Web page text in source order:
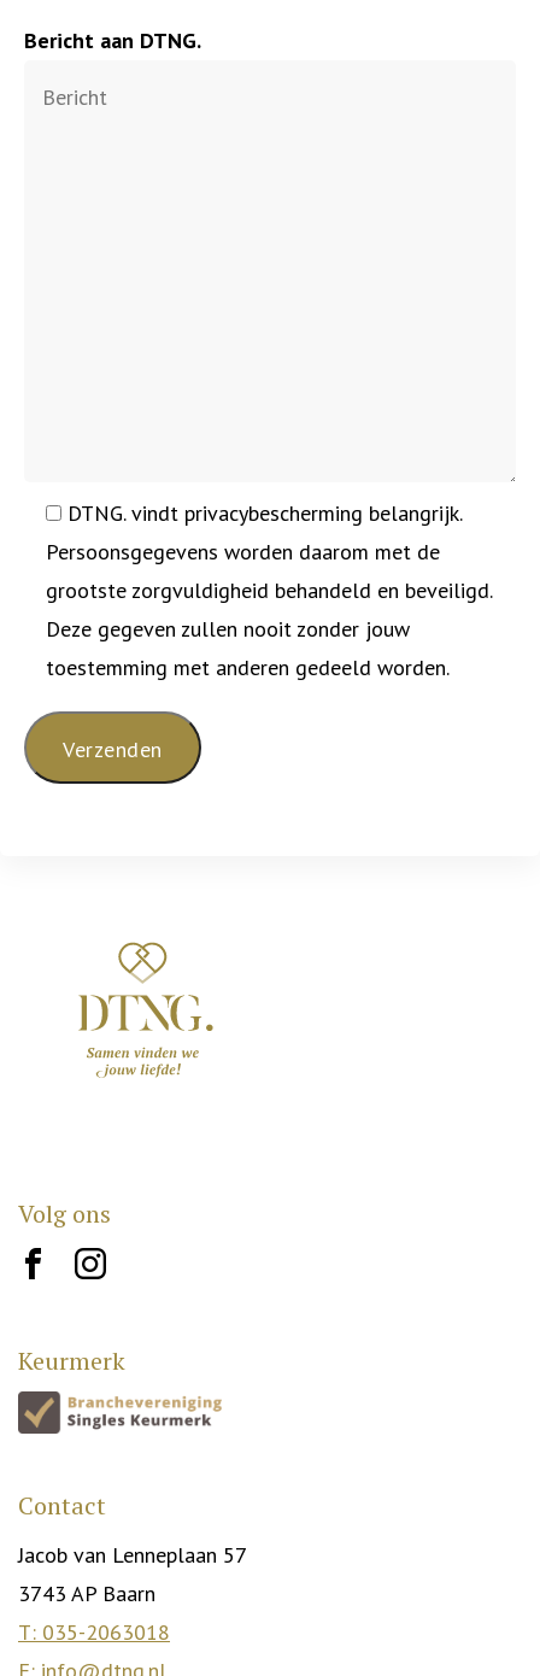
Bericht aan DTNG.
DTNG. vindt privacybescherming belangrijk.
Persoonsgegevens worden daarom met de
grootste zorgvuldigheid behandeld en beveiligd.
Deze gegeven zullen nooit zonder jouw
toestemming met anderen gedeeld worden.
Volg ons
brand10 brand12
Keurmerk
Contact
Jacob van Lenneplaan 57
3743 AP Baarn
T: 035-2063018